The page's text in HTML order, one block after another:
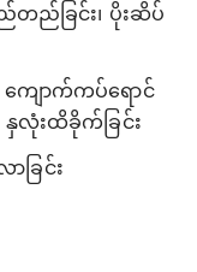
ည်တည်ခြင်း၊ ပိုးဆိပ်
ျောက်ကပ်ရောင်
နှလုံးထိခိုက်ခြင်း
ခြင်း